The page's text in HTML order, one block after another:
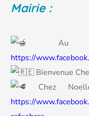
Mairie :
Au
https://
Bienvenue
Chez
https://